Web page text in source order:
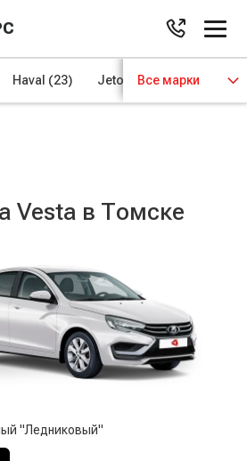
Haval (23) Jetour (8) Kaiyi (4)
Все марки
Vesta в Томске
"Ледниковый"